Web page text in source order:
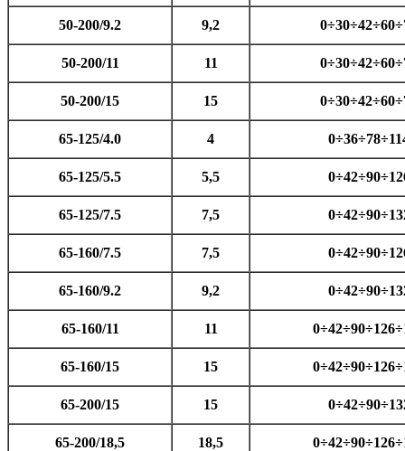
50-200/9.2 9,2
50-200/11 11
50-200/15 15
65-125/4.0 4
65-125/5.5 5,5
65-125/7.5 7,5
65-160/7.5 7,5
65-160/9.2 9,2
65-160/11 11
65-160/15 15
65-200/15 15
65-200/18,5 18,5